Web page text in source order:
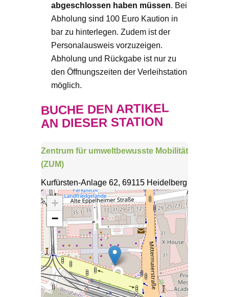
abgeschlossen haben müssen. Bei
Abholung sind 100 Euro Kaution in
bar zu hinterlegen. Zudem ist der
Personalausweis vorzuzeigen.
Abholung und Rückgabe ist nur zu
den Öffnungszeiten der Verleihstation
möglich.
BUCHE DEN ARTIKEL
AN DIESER STATION
Zentrum für umweltbewusste Mobilität
(ZUM)
Kurfürsten-Anlage 62, 69115 Heidelberg
+
−